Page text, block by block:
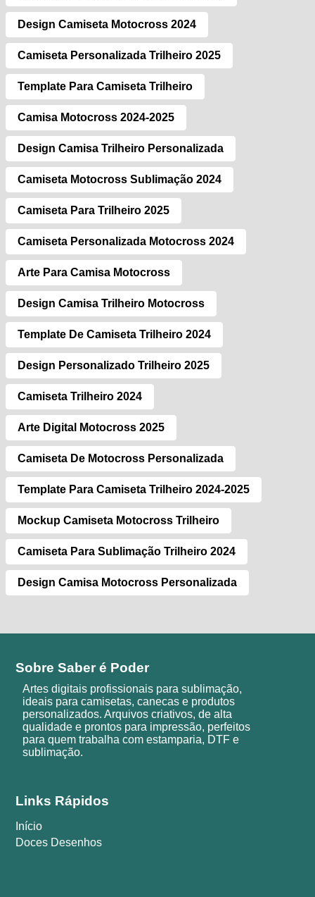
Design Camiseta Motocross 2024
Camiseta Personalizada Trilheiro 2025
Template Para Camiseta Trilheiro
Camisa Motocross 2024-2025
Design Camisa Trilheiro Personalizada
Camiseta Motocross Sublimação 2024
Camiseta Para Trilheiro 2025
Camiseta Personalizada Motocross 2024
Arte Para Camisa Motocross
Design Camisa Trilheiro Motocross
Template De Camiseta Trilheiro 2024
Design Personalizado Trilheiro 2025
Camiseta Trilheiro 2024
Arte Digital Motocross 2025
Camiseta De Motocross Personalizada
Template Para Camiseta Trilheiro 2024-2025
Mockup Camiseta Motocross Trilheiro
Camiseta Para Sublimação Trilheiro 2024
Design Camisa Motocross Personalizada
Sobre Saber é Poder
Artes digitais profissionais para sublimação,
ideais para camisetas, canecas e produtos
personalizados. Arquivos criativos, de alta
qualidade e prontos para impressão, perfeitos
para quem trabalha com estamparia, DTF e
sublimação.
Links Rápidos
Início
Doces Desenhos